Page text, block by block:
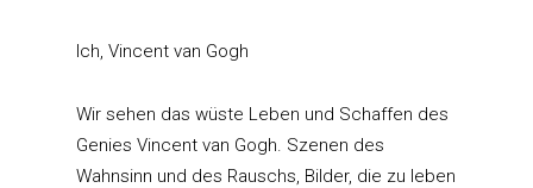
Ich, Vincent van Gogh
Wir sehen das wüste Leben und Schaffen des
Genies Vincent van Gogh. Szenen des
Wahnsinn und des Rauschs, Bilder, die zu leben